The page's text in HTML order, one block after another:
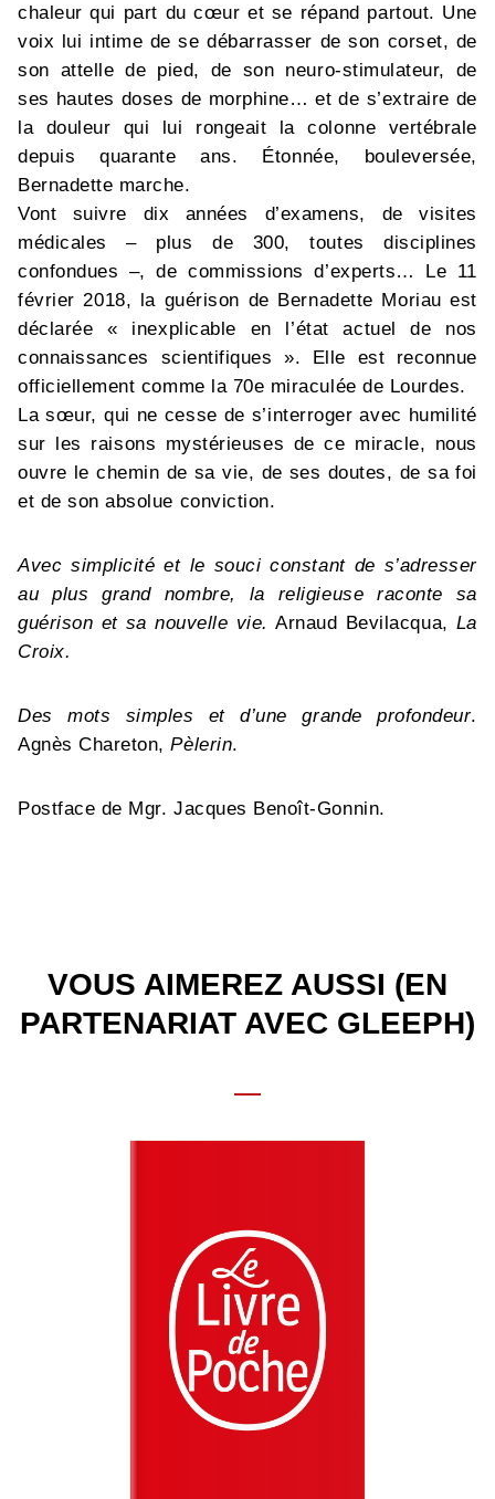
chaleur qui part du cœur et se répand partout. Une
voix lui intime de se débarrasser de son corset, de
son attelle de pied, de son neuro-stimulateur, de
ses hautes doses de morphine… et de s’extraire de
la douleur qui lui rongeait la colonne vertébrale
depuis quarante ans. Étonnée, bouleversée,
Bernadette marche.
Vont suivre dix années d’examens, de visites
médicales – plus de 300, toutes disciplines
confondues –, de commissions d’experts… Le 11
février 2018, la guérison de Bernadette Moriau est
déclarée « inexplicable en l’état actuel de nos
connaissances scientifiques ». Elle est reconnue
officiellement comme la 70e miraculée de Lourdes.
La sœur, qui ne cesse de s’interroger avec humilité
sur les raisons mystérieuses de ce miracle, nous
ouvre le chemin de sa vie, de ses doutes, de sa foi
et de son absolue conviction.
Avec simplicité et le souci constant de s’adresser
au plus grand nombre, la religieuse raconte sa
guérison et sa nouvelle vie. Arnaud Bevilacqua, La
Croix.
Des mots simples et d’une grande profondeur.
Agnès Chareton,Pèlerin.
Postface de Mgr. Jacques Benoît-Gonnin.
VOUS AIMEREZ AUSSI (EN
PARTENARIAT AVEC GLEEPH)